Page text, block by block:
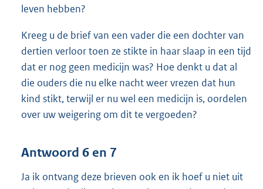
leven hebben?
Kreeg u de brief van een vader die een dochter van
dertien verloor toen ze stikte in haar slaap in een tijd
dat er nog geen medicijn was? Hoe denkt u dat al
die ouders die nu elke nacht weer vrezen dat hun
kind stikt, terwijl er nu wel een medicijn is, oordelen
over uw weigering om dit te vergoeden?
Antwoord 6 en 7
Ja ik ontvang deze brieven ook en ik hoef u niet uit